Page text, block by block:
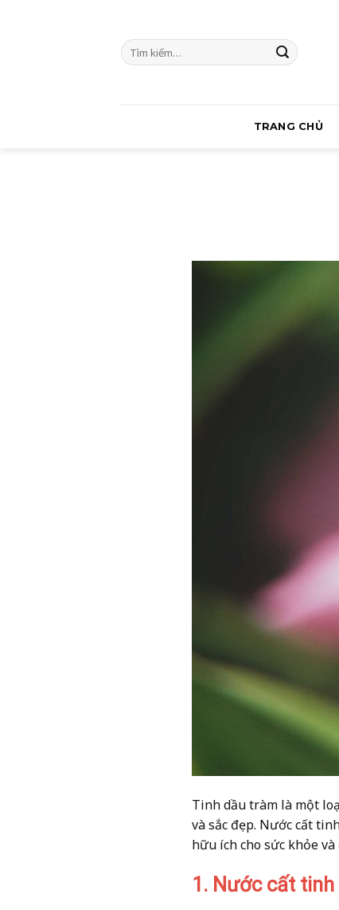
Tìm
kiếm:
TRANG CHỦ
Tinh dầu tràm là một
và sắc đẹp. Nước cất
hữu ích cho sức khỏe
1. Nước cất